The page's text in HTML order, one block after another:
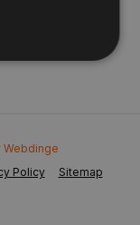
Policy Sitemap
Webdinge
zoals